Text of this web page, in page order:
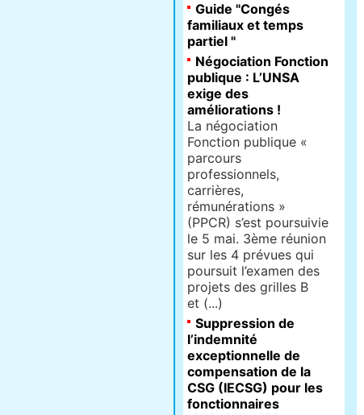
Guide "Congés
familiaux et temps
partiel "
Négociation Fonction
publique : L’UNSA
exige des
améliorations !
La négociation
Fonction publique «
parcours
professionnels,
carrières,
rémunérations »
(PPCR) s’est poursuivie
le 5 mai. 3ème réunion
sur les 4 prévues qui
poursuit l’examen des
projets des grilles B
et (...)
Suppression de
l’indemnité
exceptionnelle de
compensation de la
CSG (IECSG) pour les
fonctionnaires